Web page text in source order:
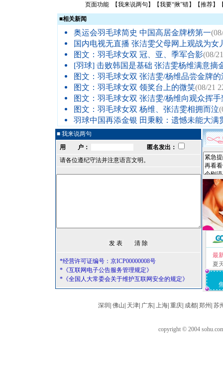
页面功能 【我来说两句 】【我要“揪”错】【推荐】
■相关新闻
奥运会羽毛球简史 中国高居金牌榜第一
国内电视无直播 张洁雯父母网上观战为女
图文：羽毛球女双 冠、亚、季军合影(08/
[羽球] 击败韩国是基础 张洁雯杨维满意摘
图文：羽毛球女双 张洁雯/杨维品尝金牌的
图文：羽毛球女双 领奖台上的微笑(08/21
图文：羽毛球女双 张洁雯/杨维向观众挥手
图文：羽毛球女双 杨维、张洁雯相拥而泣
羽球中国再添金银 田秉毅：遗憾未能大满
■ 我来说两句
用 户：
匿名发出：
请各位遵纪守法并注意语言文明。
*经营许可证编号：京ICP00000008号
*《互联网电子公告服务管理规定》
*《全国人大常委会关于维护互联网安全的规定》
最
夏
深圳 佛山 天津| 广东| 上海| 重庆| 成都| 郑州 苏
copyright © 2004